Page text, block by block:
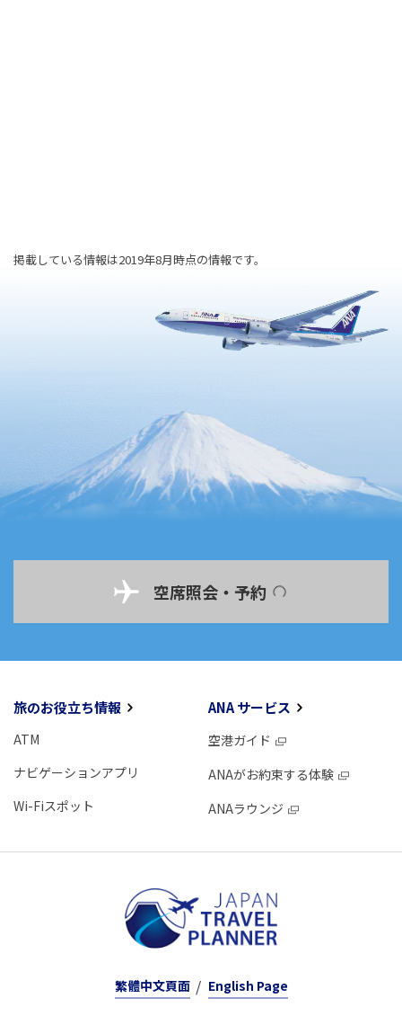
掲載している情報は2019年8月時点の情報です。
空席照会・予約
旅のお役立ち情報
ATM
ナビゲーションアプリ
Wi-Fiスポット
ANA サービス
空港ガイド
ANAがお約束する体験
ANAラウンジ
繁體中文頁面 English Page